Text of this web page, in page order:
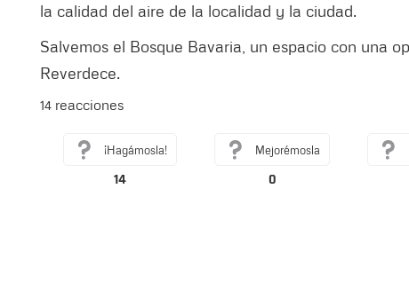
la calidad del aire de la localidad y la ciudad.
Salvemos el Bosque Bavaria, un espacio con una
Reverdece.
14 reacciones
¡Hagámosla!
14
Mejorémosla
0